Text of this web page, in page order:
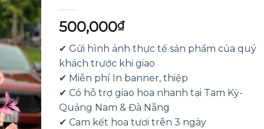
500,000₫
✔ Gửi hình ảnh thực tế sản phẩm của quý
khách trước khi giao
✔ Miễn phí In banner, thiệp
✔ Có hỗ trợ giao hoa nhanh tại Tam Kỳ-
Quảng Nam & Đà Nẵng
✔ Cam kết hoa tươi trên 3 ngày